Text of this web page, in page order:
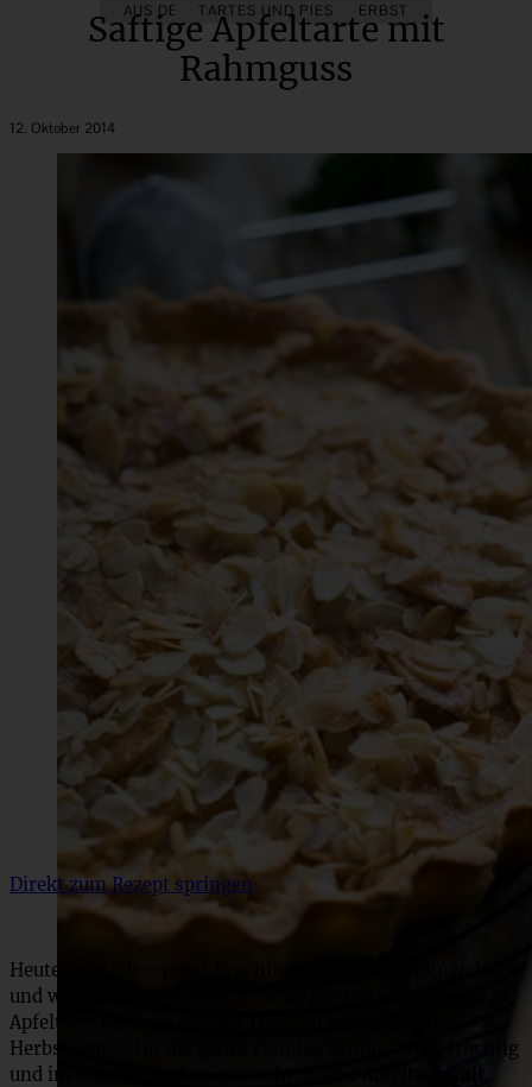
AUS DEM OBSTGARTEN HERBST
TARTES UND PIES
Saftige Apfeltarte mit
Rahmguss
12. Oktober 2014
Direkt zum Rezept springen
Heute habe ich – muss ja schließlich meinen Namen hin
und wieder rechtfertigen :) – eine ganz wundervolle
Apfeltarte für Euch. Dieses Teilchen ist der perfekte
Herbstgenuss für die ganze Familie, schön saftig, fruchtig
und im Handumdrehen gemacht. Meine